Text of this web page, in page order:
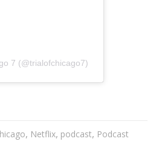
7 (@trialofchicago7)
, Netflix, podcast, Podcast